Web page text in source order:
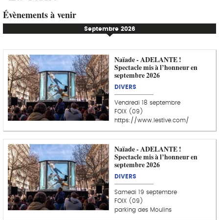
Évènements à venir
Septembre 2026
Naïade - ADELANTE !
Spectacle mis à l’honneur en
septembre 2026
DIVERS
Vendredi 18 septembre
FOIX (09)
https://www.lestive.com/
Naïade - ADELANTE !
Spectacle mis à l’honneur en
septembre 2026
DIVERS
Samedi 19 septembre
FOIX (09)
parking des Moulins